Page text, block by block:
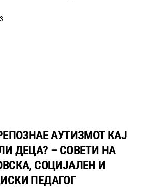
АУТИЗМОТ КАЈ
ДЕЦА? – СОВЕТИ НА
СОЦИЈАЛЕН И
ПЕДАГОГ